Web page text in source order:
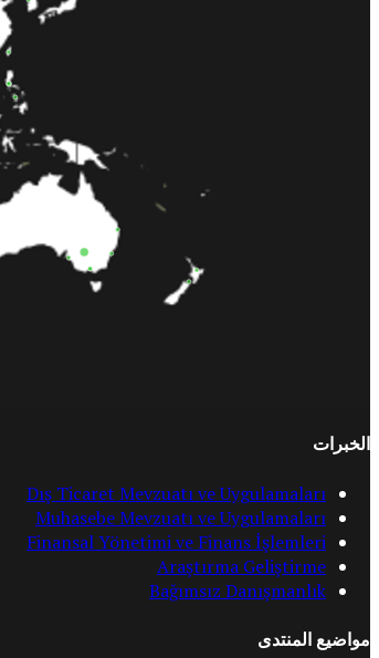
الخبرات
Dış Ticaret Mevzuatı ve Uygulamaları
Muhasebe Mevzuatı ve Uygulamaları
Finansal Yönetimi ve Finans İşlemleri
Araştırma Geliştirme
Bağımsız Danışmanlık
مواضيع المنتدى